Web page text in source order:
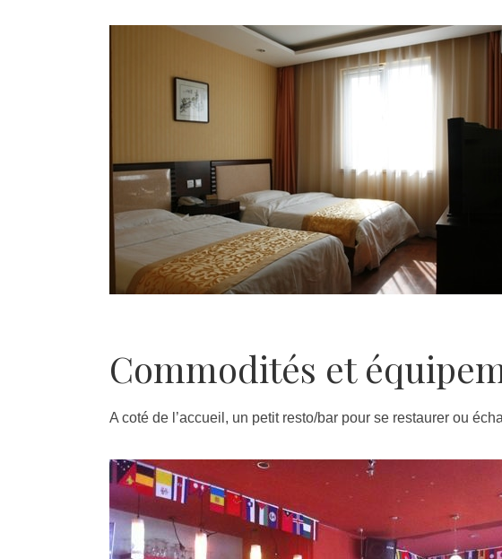
Commodités et
A coté de l’accueil, un petit resto/bar pour se restaurer ou